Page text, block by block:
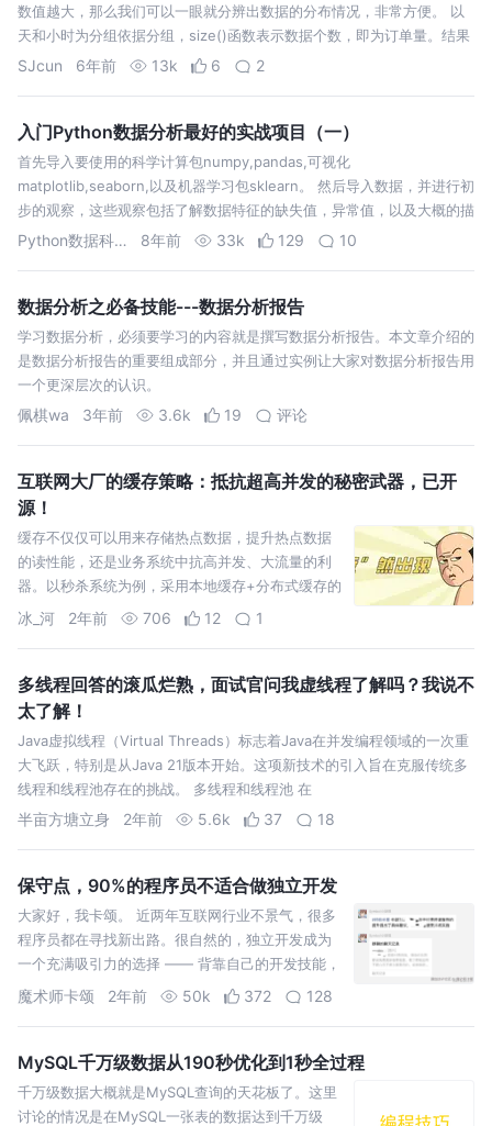
数值越大，那么我们可以一眼就分辨出数据的分布情况，非常方便。 以
天和小时为分组依据分组，size()函数表示数据个数，即为订单量。结果
如下： 由结果可以看出，索引中是我们给出的分组依据，分别是“支付时
SJcun 6年前 13k 6 2
入门Python数据分析最好的实战项目（一）
首先导入要使用的科学计算包numpy,pandas,可视化
matplotlib,seaborn,以及机器学习包sklearn。 然后导入数据，并进行初
步的观察，这些观察包括了解数据特征的缺失值，异常值，以及大概的描
述性统计。 初步观察到一共有11个特征变量，Price 在这里是…
Python数据科学 8年前 33k 129 10
数据分析之必备技能---数据分析报告
学习数据分析，必须要学习的内容就是撰写数据分析报告。本文章介绍的
是数据分析报告的重要组成部分，并且通过实例让大家对数据分析报告用
一个更深层次的认识。
佩棋wa 3年前 3.6k 19 评论
互联网大厂的缓存策略：抵抗超高并发的秘密武器，已开
源！
缓存不仅仅可以用来存储热点数据，提升热点数据
的读性能，还是业务系统中抗高并发、大流量的利
器。以秒杀系统为例，采用本地缓存+分布式缓存的
混合型缓存方案时，如果整个秒杀系统前置的流量
冰_河 2年前 706 12 1
多线程回答的滚瓜烂熟，面试官问我虚线程了解吗？我说不
太了解！
Java虚拟线程（Virtual Threads）标志着Java在并发编程领域的一次重
大飞跃，特别是从Java 21版本开始。这项新技术的引入旨在克服传统多
线程和线程池存在的挑战。 多线程和线程池 在
半亩方塘立身 2年前 5.6k 37 18
保守点，90%的程序员不适合做独立开发
大家好，我卡颂。 近两年互联网行业不景气，很多
程序员都在寻找新出路。很自然的，独立开发成为
一个充满吸引力的选择 —— 背靠自己的开发技能，
不用看老板脸色，靠产品养活自己，想想就很美
魔术师卡颂 2年前 50k 372 128
MySQL千万级数据从190秒优化到1秒全过程
千万级数据大概就是MySQL查询的天花板了。这里
讨论的情况是在MySQL一张表的数据达到千万级